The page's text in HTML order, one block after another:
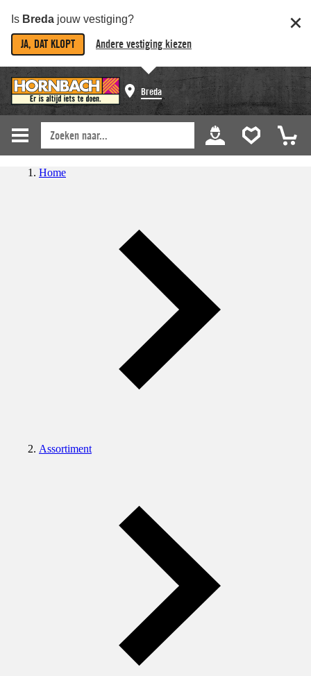
Is Breda jouw vestiging?
JA, DAT KLOPT Andere vestiging kiezen
Breda
Home
Assortiment